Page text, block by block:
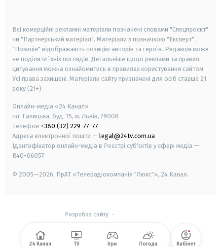
Всі комерційні рекламні матеріали позначені словами "Спецпроєкт"
чи "Партнерський матеріал". Матеріали з позначкою "Експерт",
"Позиція" відображають позицію авторів та героїв. Редакція може
не поділяти їхніх поглядів. Детальніше щодо реклами та правил
цитування можна ознайомитись в правилах користування сайтом.
Усі права захищені. Матеріали сайту призначені для осіб старше 21
року (21+)
Онлайн-медіа «24 Канал»
пл. Галицька, буд. 15, м. Львів, 79008
Телефон +380 (32) 229-77-77
Адреса електронної пошти — legal@24tv.com.ua
Ідентифікатор онлайн-медіа в Реєстрі суб'єктів у сфері медіа —
R40-06057
© 2005—2026, ПрАТ «Телерадіокомпанія "Люкс"», 24 Канал.
Розробка сайту-
24 Канал TV Ігри Погода Кабінет